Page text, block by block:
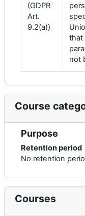
(GDPR
Art.
9.2(a))
that
not
Course
Purpose
Retention period
No retention
Courses